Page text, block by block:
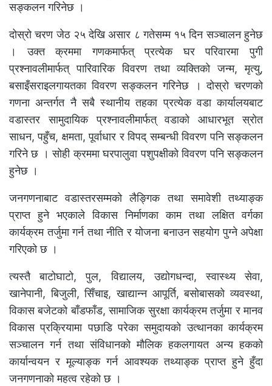
सङ्कलन गरिनेछ ।
दोस्रो चरण जेठ २५ देखि असार ८ गतेसम्म १५ दिन सञ्चालन हुनेछ
। उक्त क्रममा गणकमार्फत् प्रत्येक घर परिवारमा पुगी
प्रश्नावलीमार्फत् पारिवारिक विवरण तथा व्यक्तिको जन्म, मृत्यु,
बसाइँसराइलगायतका विवरण सङ्कलन गरिनेछ । दोस्रो चरणको
गणना अन्तर्गत नै सबै स्थानीय तहका प्रत्येक वडा कार्यालयबाट
वडास्तर सामुदायिक प्रश्नावलीमार्फत् वडाको आधारभूत स्रोत
साधन, पहुँच, क्षमता, पूर्वाधार र विपद् सम्बन्धी विवरण पनि सङ्कलन
गरिने छ । सोही क्रममा घरपालुवा पशुपक्षीको विवरण पनि सङ्कलन
हुनेछ ।
जनगणनाबाट वडास्तरसम्मको लैङ्गिक तथा समावेशी तथ्याङ्क
प्राप्त हुने भएकाले विकास निर्माणका काम तथा लक्षित वर्गका
कार्यक्रम तर्जुमा गर्न तथा नीति र योजना बनाउन सहयोग पुग्ने अपेक्षा
गरिएको छ ।
त्यस्तै बाटोघाटो, पुल, विद्यालय, उद्योगधन्दा, स्वास्थ्य सेवा,
खानेपानी, बिजुली, सिँचाइ, खाद्यान्न आपूर्ति, बसोबासको व्यवस्था,
विकास बजेटको बाँडफाँड, सामाजिक सुरक्षा कार्यक्रम तर्जुमा र मानव
विकास प्रक्रियामा पछाडि परेका समुदायको उत्थानका कार्यक्रम
सञ्चालन गर्न तथा संविधानको मौलिक हकलगायत अन्य हकको
कार्यान्वयन र मूल्याङ्क गर्न आवश्यक तथ्याङ्क प्राप्त हुने हुँदा
जनगणनाको महत्व रहेको छ ।